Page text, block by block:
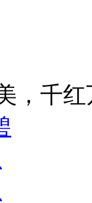
，千